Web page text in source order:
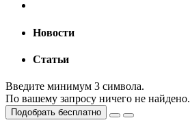
Новости
Статьи
Введите минимум 3 символа.
По вашему запросу ничего не найдено.
Подобрать бесплатно